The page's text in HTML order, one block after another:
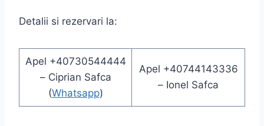
Detalii si rezervari la:
Apel +40730544444
– Ciprian Safca
(Whatsapp)
Apel +40744143336
– Ionel Safca